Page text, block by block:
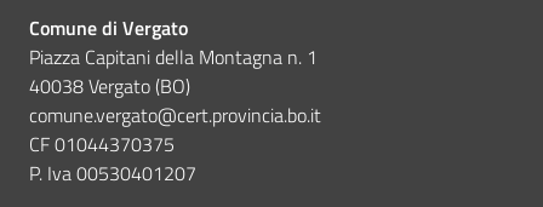
Comune di Vergato
Piazza Capitani della Montagna n. 1
40038 Vergato (BO)
comune.vergato@cert.provincia.bo.it
CF 01044370375
P. Iva 00530401207